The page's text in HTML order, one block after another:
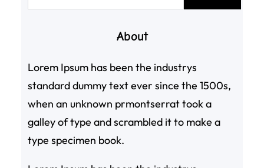
About
Lorem Ipsum has been the industrys
standard dummy text ever since the 1500s,
when an unknown prmontserrat took a
galley of type and scrambled it to make a
type specimen book.